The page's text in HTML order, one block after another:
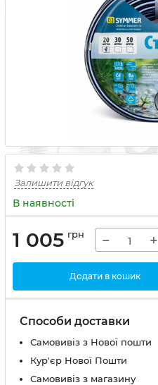
Залишити відгук
В наявності
1 005 грн − +
Додати в кошик
Способи доставки
Самовивіз з Нової пошти
Кур'єр Нової Пошти
Самовивіз з магазину